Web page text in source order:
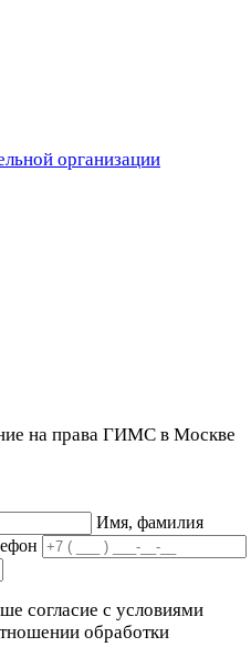
организации
на права ГИМС в Москве
Имя, фамилия
согласие с условиями
обработки